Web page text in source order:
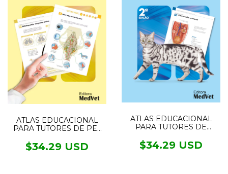
ATLAS EDUCACIONAL
PARA TUTORES DE PET
$34.29 USD
ATLAS EDUCACIONAL
PARA TUTORES DE
$34.29 USD